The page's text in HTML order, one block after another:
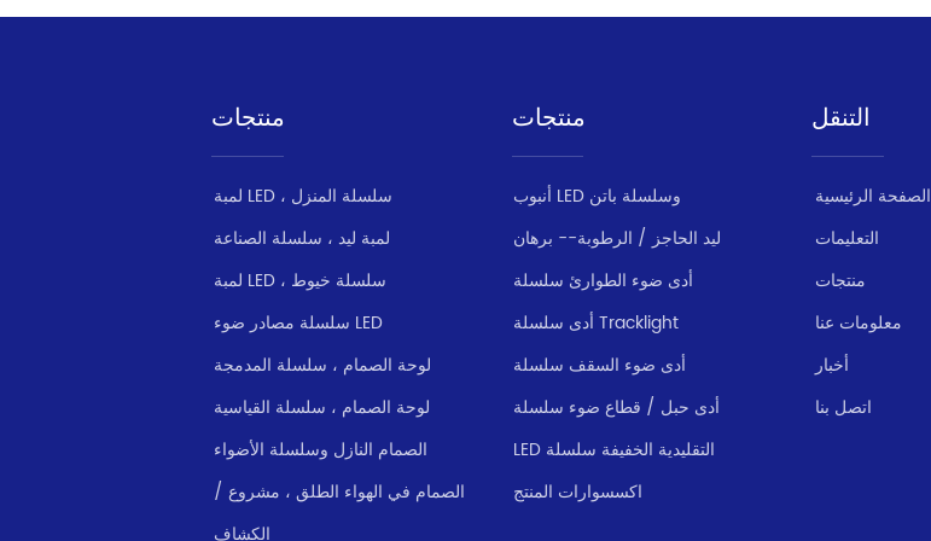
منتجات
لمبة LED ، سلسلة المنزل
لمبة ليد ، سلسلة الصناعة
لمبة LED ، سلسلة خيوط
سلسلة مصادر ضوء LED
لوحة الصمام ، سلسلة المدمجة
لوحة الصمام ، سلسلة القياسية
الصمام النازل وسلسلة الأضواء
الصمام في الهواء الطلق ، مشروع /
الكشاف
منتجات
أنبوب LED وسلسلة باتن
ليد الحاجز / الرطوبة-- برهان
أدى ضوء الطوارئ سلسلة
أدى سلسلة Tracklight
أدى ضوء السقف سلسلة
أدى حبل / قطاع ضوء سلسلة
LED التقليدية الخفيفة سلسلة
اكسسوارات المنتج
التنقل
الصفحة الرئيسية
التعليمات
منتجات
معلومات عنا
أخبار
اتصل بنا